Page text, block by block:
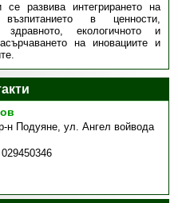
се развива интегрирането на
възпитанието в ценности,
здравното, екологичното и
на иновациите и
н Подуяне, ул. Ангел войвода